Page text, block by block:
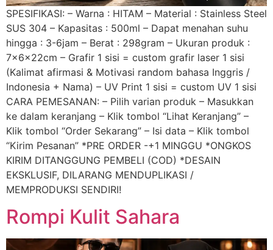
SPESIFIKASI: – Warna : HITAM – Material : Stainless Steel
SUS 304 – Kapasitas : 500ml – Dapat menahan suhu
hingga : 3-6jam – Berat : 298gram – Ukuran produk :
7x6x22cm – Grafir 1 sisi = custom grafir laser 1 sisi
(Kalimat afirmasi & Motivasi random bahasa Inggris /
Indonesia + Nama) – UV Print 1 sisi = custom UV 1 sisi
CARA PEMESANAN: – Pilih varian produk – Masukkan
ke dalam keranjang – Klik tombol “Lihat Keranjang” –
Klik tombol “Order Sekarang” – Isi data – Klik tombol
“Kirim Pesanan” *PRE ORDER -+1 MINGGU *ONGKOS
KIRIM DITANGGUNG PEMBELI (COD) *DESAIN
EKSKLUSIF, DILARANG MENDUPLIKASI /
MEMPRODUKSI SENDIRI!
Rompi Kulit Sahara